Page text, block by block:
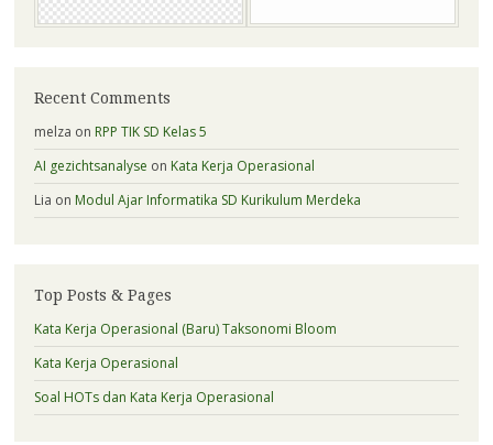
Recent Comments
melza on RPP TIK SD Kelas 5
AI gezichtsanalyse on Kata Kerja Operasional
Lia on Modul Ajar Informatika SD Kurikulum Merdeka
Top Posts & Pages
Kata Kerja Operasional (Baru) Taksonomi Bloom
Kata Kerja Operasional
Soal HOTs dan Kata Kerja Operasional